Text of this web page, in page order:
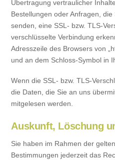
Übertragung vertraulicher
Bestellungen oder Anfragen,
senden, eine SSL- bzw. TLS-
verschlüsselte Verbindung
Adresszeile des Browsers von
und an dem Schloss-Symbol in
Wenn die SSL- bzw. TLS-
die Daten, die Sie an uns
mitgelesen werden.
Auskunft, Löschung
Sie haben im Rahmen der
Bestimmungen jederzeit das